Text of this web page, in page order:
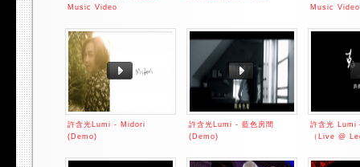
Music Video
Music Video
許含光Lumi - Midori
(Demo)
許含光Lumi - 藍色房間
(Demo)
許含光 Lumi
（Live @